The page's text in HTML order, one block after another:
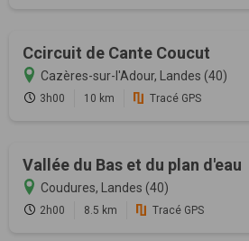
Ccircuit de Cante Coucut
Cazères-sur-l'Adour, Landes (40)
3h00 10 km Tracé GPS
Vallée du Bas et du plan d'eau
Coudures, Landes (40)
2h00 8.5 km Tracé GPS